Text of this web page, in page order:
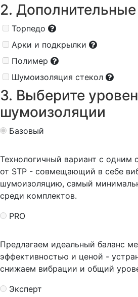
2.
Торпедо
Арки и подкрылки
Полимер
Шумоизоляция стекол
3. Выберите
шумоизоляции
Базовый
Технологичный вариант с одним
от STP - совмещающий в себе
шумоизоляцию, самый
среди комплектов.
PRO
Предлагаем идеальный баланс
эффективностью и ценой -
снижаем вибрации и общий
Эксперт